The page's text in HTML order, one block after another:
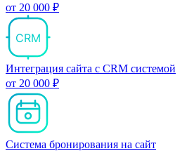
от 20 000 ₽
CRM
Интеграция сайта с CRM системой
от 20 000 ₽
Система бронирования на сайт